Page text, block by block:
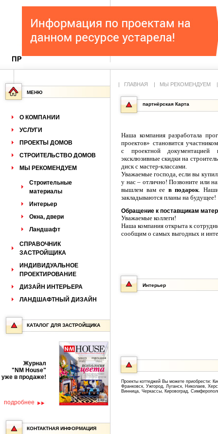
МЕНЮ
О КОМПАНИИ
УСЛУГИ
ПРОЕКТЫ ДОМОВ
СТРОИТЕЛЬСТВО ДОМОВ
МЫ РЕКОМЕНДУЕМ
Строительные
материалы
Интерьер
Окна, двери
Ландшафт
СПРАВОЧНИК
ЗАСТРОЙЩИКА
ИНДИВИДУАЛЬНОЕ
ПРОЕКТИРОВАНИЕ
ДИЗАЙН ИНТЕРЬЕРА
ЛАНДШАФТНЫЙ ДИЗАЙН
КАТАЛОГ ДЛЯ ЗАСТРОЙЩИКА
Журнал
"NM House"
уже в продаже!
подробнее
КОНТАКТНАЯ ИНФОРМАЦИЯ
| ГЛАВНАЯ | МЫ РЕКОМЕНДУЕМ
партнёрская Карта
Наша компания разработала
проектов» становится
с проектной документацией
эксклюзивные скидки на
диск с мастер-классами.
Уважаемые господа, если вы
у нас – отлично! Позвоните или
вышлем вам ее в подарок.
закладываются планы на будущее!
Обращение к поставщикам
Уважаемые коллеги!
Наша компания открыта к
сообщим о самых выгодных и
Интерьер
Проекты коттеджей Вы можете приобрести:
Франковск, Ужгород, Луганск, Николаев,
Винница, Черкассы, Кировоград,